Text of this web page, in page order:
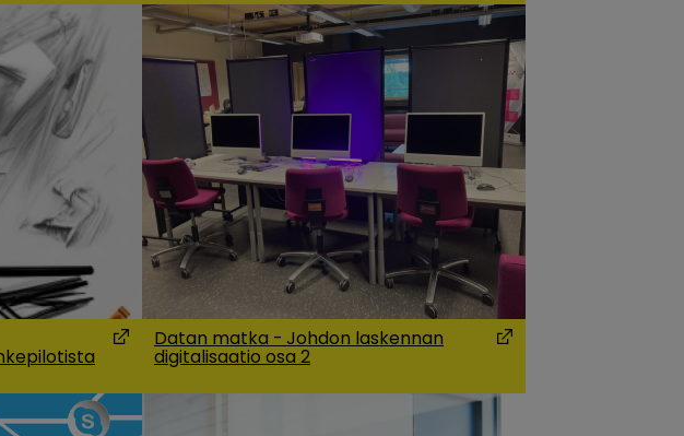
(Opens in a new window)
Datan matka - Johdon laskennan
digitalisaatio osa 2